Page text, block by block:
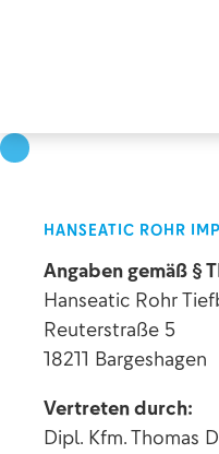
HANSEATIC ROHR
Angaben gemäß §
Hanseatic Rohr
Reuterstraße 5
18211 Bargeshagen
Vertreten durch:
Dipl. Kfm. Thomas